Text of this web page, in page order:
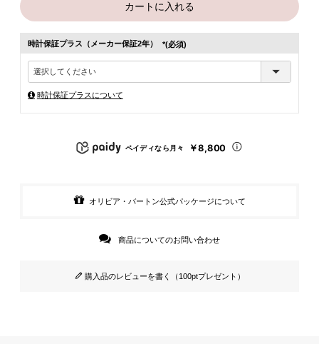
カートに入れる
時計保証プラス（メーカー保証2年） (必須)
時計保証プラスについて
ペイディなら月々 ￥8,800
オリビア・バートン公式パッケージについて
商品についてのお問い合わせ
購入品のレビューを書く（100ptプレゼント）